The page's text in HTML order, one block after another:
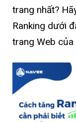
trang nhất?
Ranking dưới
trang Web của